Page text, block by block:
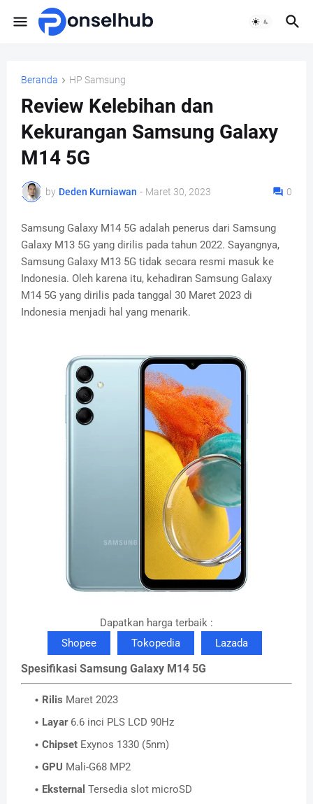
Beranda HP Samsung
Review Kelebihan dan
Kekurangan Samsung Galaxy
M14 5G
by Deden Kurniawan - Maret 30, 2023 0
Samsung Galaxy M14 5G adalah penerus dari Samsung
Galaxy M13 5G yang dirilis pada tahun 2022. Sayangnya,
Samsung Galaxy M13 5G tidak secara resmi masuk ke
Indonesia. Oleh karena itu, kehadiran Samsung Galaxy
M14 5G yang dirilis pada tanggal 30 Maret 2023 di
Indonesia menjadi hal yang menarik.
Dapatkan harga terbaik :
Shopee
Tokopedia Lazada
Spesifikasi Samsung Galaxy M14 5G
Rilis Maret 2023
Layar6.6 inci PLS LCD 90Hz
Chipset Exynos 1330 (5nm)
GPU Mali-G68 MP2
Eksternal Tersedia slot microSD